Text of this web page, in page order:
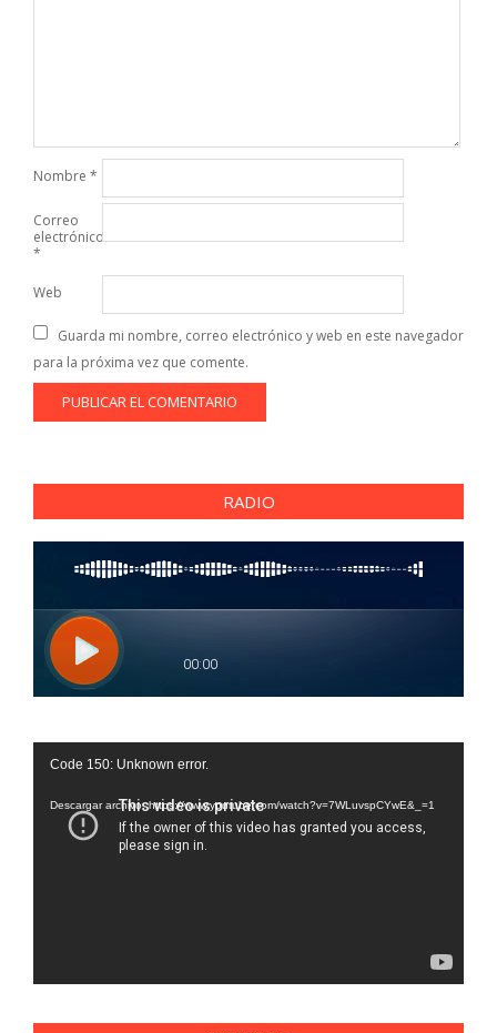
Nombre *
Correo
electrónico
*
Web
Guarda mi nombre, correo electrónico y web en este navegador
para la próxima vez que comente.
RADIO
Reproductor
vídeo
Code 150: Unknown error.
Descargar archivo: https://www.youtube.com/watch?v=7WLuvspCYwE&_=1